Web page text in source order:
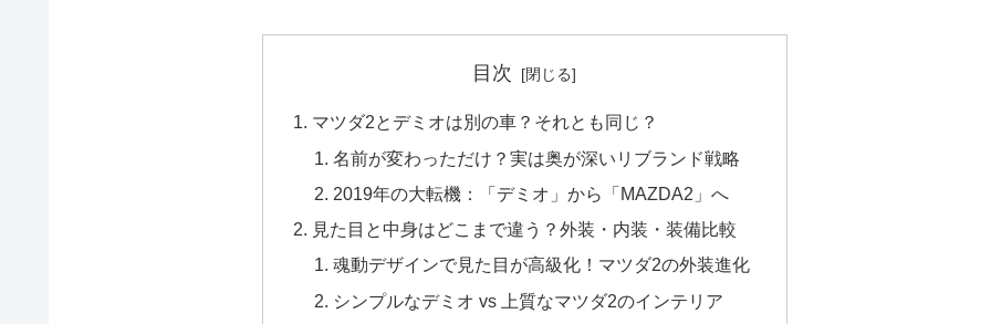
目次
マツダ2とデミオは別の車？それとも同じ？
名前が変わっただけ？実は奥が深いリブランド戦略
2019年の大転機：「デミオ」から「MAZDA2」へ
見た目と中身はどこまで違う？外装・内装・装備比較
魂動デザインで見た目が高級化！マツダ2の外装進化
シンプルなデミオ vs 上質なマツダ2のインテリア